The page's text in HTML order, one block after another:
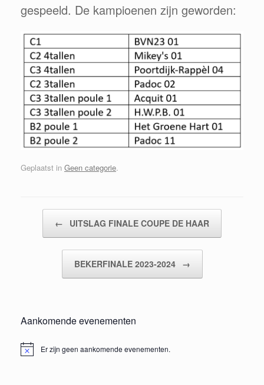
gespeeld. De kampioenen zijn geworden:
Geplaatst in Geen categorie.
← UITSLAG FINALE COUPE DE HAAR
BEKERFINALE 2023-2024 →
Aankomende evenementen
BerichtEr zijn geen aankomende evenementen.